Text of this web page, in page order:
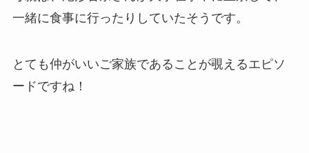
一緒に食事に行ったりしていたそうです。
とても仲がいいご家族であることが覗えるエピソ
ードですね！